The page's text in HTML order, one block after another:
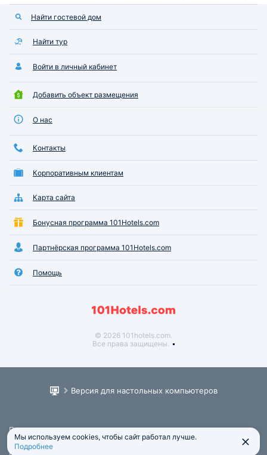
Найти гостевой дом
Найти тур
Войти в личный кабинет
Добавить объект размещения
О нас
Контакты
Корпоративным клиентам
Карта сайта
Бонусная программа 101Hotels.com
Партнёрская программа 101Hotels.com
Помощь
© 2026 101hotels.com.
Все права защищены.
Версия для настольных компьютеров
Пользовательское соглашение
Юридическая информация
Политика обработки персональных данных
Мы используем cookies, чтобы сайт работал лучше.
Подробнее